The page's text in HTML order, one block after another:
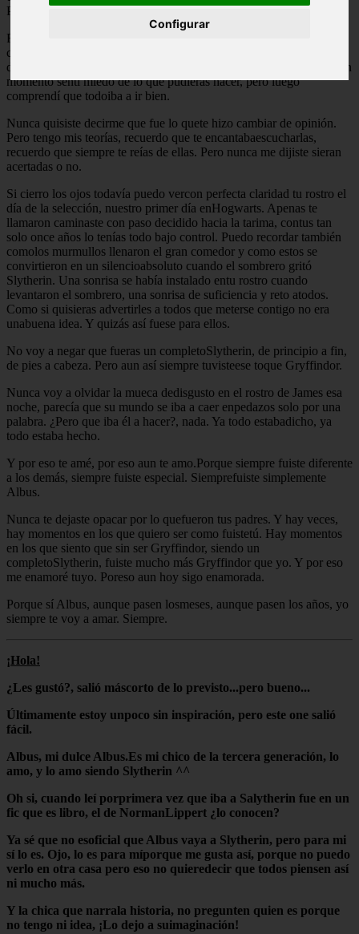
Configurar
Porque siempre fuiste diferente a los demás y siempre te gustóserlo.
Recuerdo que de niño querías estar enGryffindor como tus padres,
como tus abuelos. Pero una vez que pisamos Hogwartspude ver la
determinación en tu rostro, como nunca antes la había visto. Y porun
momento sentí miedo de lo que pudieras hacer, pero luego
comprendí que todoiba a ir bien.
Nunca quisiste decirme que fue lo quete hizo cambiar de opinión.
Pero tengo mis teorías, recuerdo que te encantabaescucharlas,
recuerdo que siempre te reías de ellas. Pero nunca me dijiste sieran
acertadas o no.
Si cierro los ojos todavía puedo vercon perfecta claridad tu rostro el
día de la selección, nuestro primer día enHogwarts. Apenas te
llamaron caminaste con paso decidido hacia la tarima, contus tan
solo once años lo tenías todo bajo control. Puedo recordar también
comolos murmullos llenaron el gran comedor y como estos se
convirtieron en un silencioabsoluto cuando el sombrero gritó
Slytherin. Una sonrisa se había instalado entu rostro cuando
levantaron el sombrero, una sonrisa de suficiencia y reto atodos.
Como si quisieras advertirles a todos que meterse contigo no era
unabuena idea. Y quizás así fuese para ellos.
No voy a negar que fueras un completoSlytherin, de principio a fin,
de pies a cabeza. Pero aun así siempre tuvisteese toque Gryffindor.
Nunca voy a olvidar la mueca dedisgusto en el rostro de James esa
noche, parecía que su mundo se iba a caer enpedazos solo por una
palabra. ¿Pero que iba él a hacer?, nada. Ya todo estabadicho, ya
todo estaba hecho.
Y por eso te amé, por eso aun te amo.Porque siempre fuiste diferente
a los demás, siempre fuiste especial. Siemprefuiste simplemente
Albus.
Nunca te dejaste opacar por lo quefueron tus padres. Y hay veces,
hay momentos en los que quiero ser como fuistetú. Hay momentos
en los que siento que sin ser Gryffindor, siendo un
completoSlytherin, fuiste mucho más Gryffindor que yo. Y por eso
me enamoré tuyo. Poreso aun hoy sigo enamorada.
Porque sí Albus, aunque pasen losmeses, aunque pasen los años, yo
siempre te voy a amar. Siempre.
¡Hola!
¿Les gustó?, salió máscorto de lo previsto...pero bueno...
Últimamente estoy unpoco sin inspiración, pero este one salió
fácil.
Albus, mi dulce Albus.Es mi chico de la tercera generación, lo
amo, y lo amo siendo Slytherin ^^
Oh si, cuando leí porprimera vez que iba a Salytherin fue en un
fic que es libro, el de NormanLippert ¿lo conocen?
Ya sé que no esoficial que Albus vaya a Slytherin, pero para mi
sí lo es. Ojo, lo es para míporque me gusta así, porque no puedo
verlo en otra casa pero eso no quieredecir que todos piensen así
ni mucho más.
Y la chica que narrala historia, no pregunten quien es porque
no tengo ni idea, ¡Lo dejo a suimaginación!